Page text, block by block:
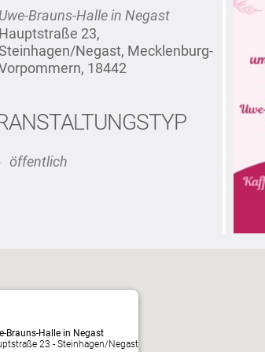
Kalender iCalendar
Uwe-Brauns-Halle in Negast
Hauptstraße 23,
Negast, Mecklenburg-
18442
öffentlich
Brauns-Halle in Negast
23 - Steinhagen/Negast